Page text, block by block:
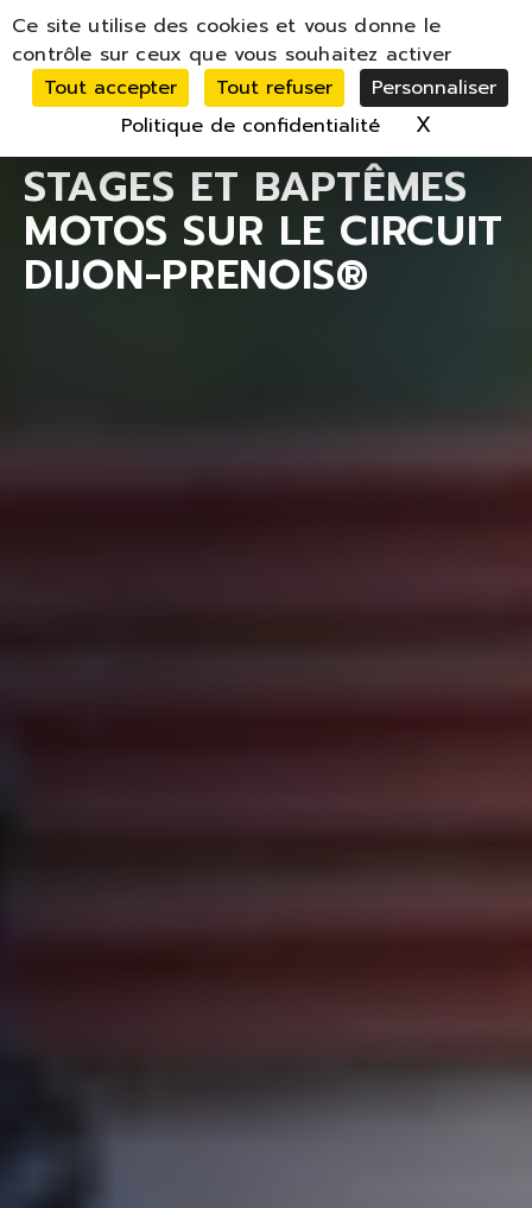
STAGES ET BAPTÊMES
MOTOS SUR LE CIRCUIT
DIJON-PRENOIS®
Panneau de gestion des cookies
Ce site utilise des cookies et vous donne le
contrôle sur ceux que vous souhaitez activer
Tout accepter
Tout refuser
Personnaliser
Politique de confidentialité
X